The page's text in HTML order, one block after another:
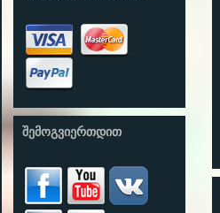
ᲨᲔᲛᲝᲒᲕᲘᲔᲠᲗᲓᲘᲗ